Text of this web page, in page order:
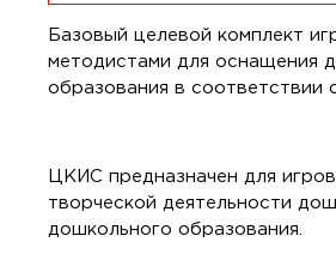
Базовый целевой комплект
методистами для оснащения
образования в соответствии
ЦКИС предназначен для
творческой деятельности
дошкольного образования.